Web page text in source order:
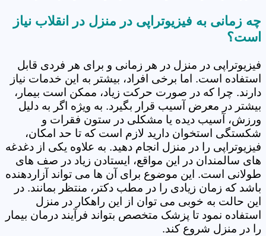
چه زمانی به فیزیوتراپی در منزل در انقلاب نیاز
است؟
فیزیوتراپی در منزل در هر زمانی و برای هر فردی قابل
استفاده است. اما برخی افراد، بیشتر به این خدمات نیاز
دارند. چرا که در صورت حرکت زیاد، ممکن است بیمار،
بیشتر در معرض آسیب قرار بگیرد. به ویژه اگر به دلیل
ورزش، آسیب دیده یا مشکلی در ستون فقرات و
شکستگی استخوان دارید لازم است که تا حد امکان،
فیزیوتراپی را در منزل انجام دهید. به علاوه یکی از دغدغه
های سالمندان در این مواقع، ایستادن زیاد در صف های
طولانی است. این موضوع برای آن ها می تواند آزاردهنده
باشد که زمان زیادی را در مطب دکتر، منتظر بمانند. در
این حالت به خوبی می توان از این راهکار در منزل
استفاده نمود تا پزشک متخصص بتواند فرآیند درمان بیمار
را در منزل شروع کند.